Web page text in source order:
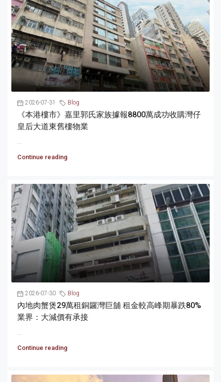
2026-07-31 Blog
《本港樓市》嘉里郭氏家族據報8800萬成功收購灣仔
皇后大道東舊樓物業
...
Continue reading
2026-07-30 Blog
內地肉蟹煲29萬租銅鑼灣巨舖 租金較高峰期暴跌80%
業界：大減價有承接
...
Continue reading